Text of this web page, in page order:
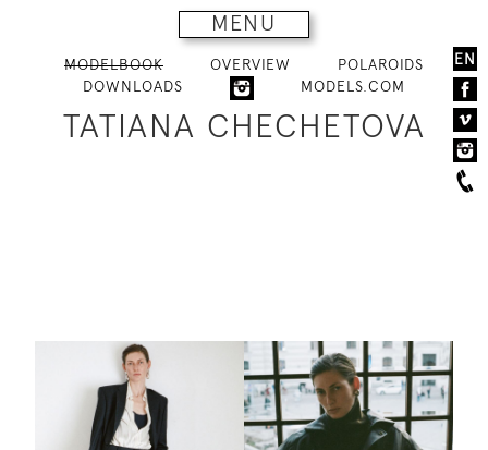
MENU
EN
MODELBOOK OVERVIEW
POLAROIDS
DOWNLOADS
MODELS.COM
TATIANA CHECHETOVA